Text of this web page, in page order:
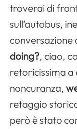
troverai di
sull’autobus,
conversazione
doing?, ciao,
retoricissima a
noncuranza,
retaggio
però è stato